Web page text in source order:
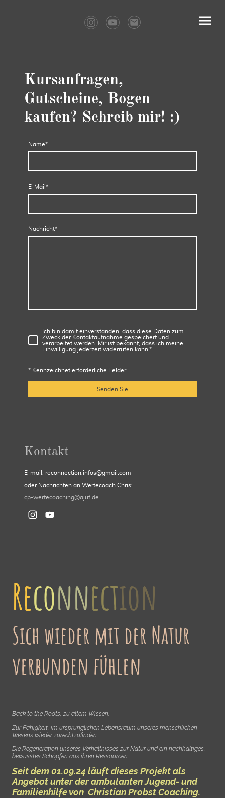
Kursanfragen,
Gutscheine, Bogen
kaufen? Schreib mir! :)
Name*
E-Mail *
Nachricht*
Ich bin damit einverstanden, dass diese Daten zum
Zweck der Kontaktaufnahme gespeichert und
verarbeitet werden. Mir ist bekannt, dass ich meine
Einwilligung jederzeit widerrufen kann. *
* Kennzeichnet erforderliche Felder
Senden Sie
Kontakt
E-mail: reconnection.infos@gmail.com
oder Nachrichten an Wertecoach Chris:
cp-wertecoaching@ajuf.de
Reconnection
Sich wieder mit der Natur
verbunden fühlen
Back to the Roots, zu altem Wissen.
Zur Fähigkeit, im ursprünglichen Lebensraum unseres menschlichen
Wesens wieder zurechtzufinden.
Die Regeneration unseres Verhältnisses zur Natur und ein nachhaltiges,
bewusstes Schöpfen aus ihren Ressourcen.
Seit dem 01.09.24 läuft dieses Projekt als
Angebot unter der ambulanten Jugend- und
Familienhilfe von Christian Probst Coaching.